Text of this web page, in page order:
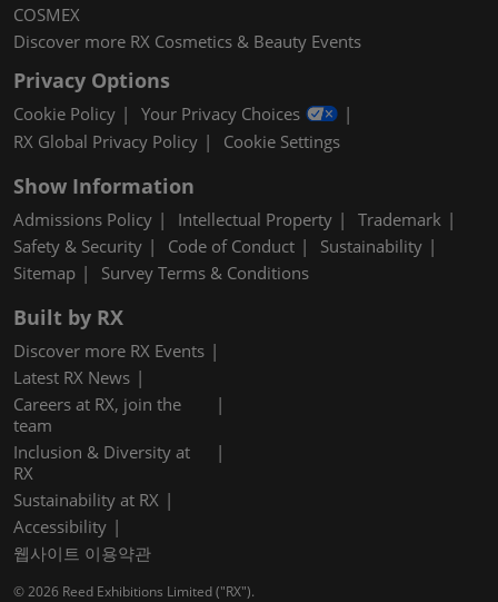
COSMEX
Discover more RX Cosmetics & Beauty Events
Privacy Options
Cookie Policy
Your Privacy Choices
RX Global Privacy Policy
Cookie Settings
Show Information
Admissions Policy Intellectual Property
Trademark
Safety & Security
Code of Conduct
Sustainability
Sitemap
Survey Terms & Conditions
Built by RX
Discover more RX Events
Latest RX News
Careers at RX, join the
team
Inclusion & Diversity at
RX
Sustainability at RX
Accessibility
웹사이트 이용약관
© 2026 Reed Exhibitions Limited ("RX").